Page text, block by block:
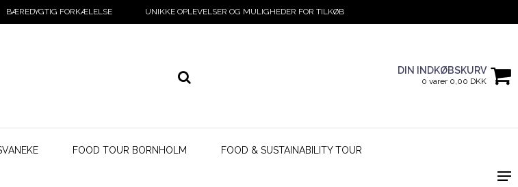
BÆREDYGTIG FORKÆLELSE UNIKKE OPLEVELSER OG MULIGHEDER FOR TILKØB
DIN INDKØBSKURV
0 varer 0,00 DKK
FOOD TOUR BORNHOLM FOOD & SUSTAINABILITY TOUR